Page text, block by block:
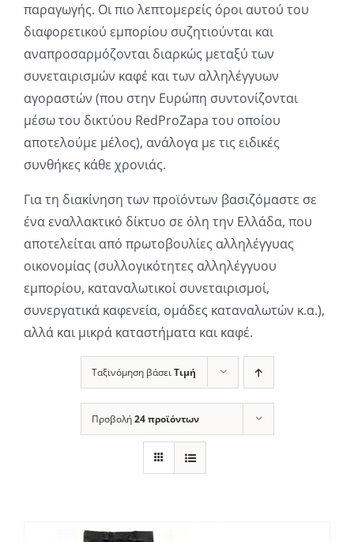
παραγωγής. Οι πιο λεπτομερείς όροι αυτού του
διαφορετικού εμπορίου συζητιούνται και
αναπροσαρμόζονται διαρκώς μεταξύ των
συνεταιρισμών καφέ και των αλληλέγγυων
αγοραστών (που στην Ευρώπη συντονίζονται
μέσω του δικτύου RedProZapa του οποίου
αποτελούμε μέλος), ανάλογα με τις ειδικές
συνθήκες κάθε χρονιάς.
Για τη διακίνηση των προϊόντων βασιζόμαστε σε
ένα εναλλακτικό δίκτυο σε όλη την Ελλάδα, που
αποτελείται από πρωτοβουλίες αλληλέγγυας
οικονομίας (συλλογικότητες αλληλέγγυου
εμπορίου, καταναλωτικοί συνεταιρισμοί,
συνεργατικά καφενεία, ομάδες καταναλωτών κ.α.),
αλλά και μικρά καταστήματα και καφέ.
Ταξινόμηση βάσειΤιμή
Προβολή24 προϊόντων